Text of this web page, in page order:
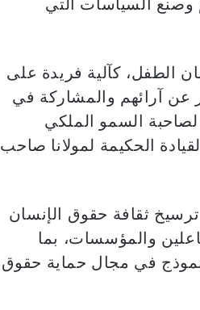
وصنع السياسات التي
الطفل، كآلية فريدة على
عن آرائهم والمشاركة في
السمو الملكي
الحكيمة لمولانا صاحب
ثقافة حقوق الإنسان
والمؤسسات، بما
كنموذج في مجال حماية حقوق